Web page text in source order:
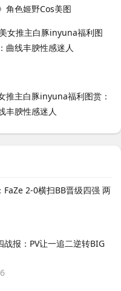
角色姬野Cos美图
推主白豚inyuna福利图赏：
丰腴性感迷人
FaZe 2-0横扫BB晋级四强 两
战报：PV让一追二逆转BIG